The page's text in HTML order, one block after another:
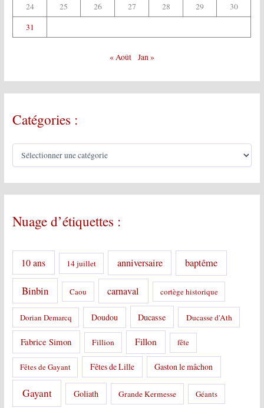
24
25 26 27 28 29
30
31
« Août Jan »
Catégories :
C
é
g
r
s
Nuage d’étiquettes :
10 ans 14 juillet anniversaire baptême
Binbin Caou carnaval cortège historique
Dorian Demarcq Doudou Ducasse Ducasse d'Ath
Fabrice Simon Fillion Fillon fête
Fêtes de Gayant Fêtes de Lille Gaston le mâchon
Gayant Goliath Grande Kermesse Géants